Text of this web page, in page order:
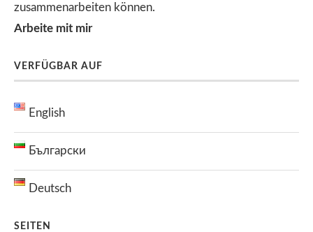
zusammenarbeiten können.
Arbeite mit mir
VERFÜGBAR AUF
English
Български
Deutsch
SEITEN